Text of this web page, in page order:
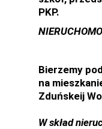
PKP.
Bierzemy
na
Zduńskeij
Wskład